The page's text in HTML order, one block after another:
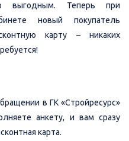
выгодным. Теперь при
новый покупатель
карту – никаких
в ГК «Стройресурс»
анкету, и вам сразу
карта.